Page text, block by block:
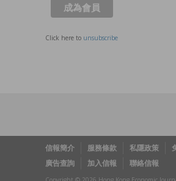
Click here to unsubscribe
信報簡介 服務條款 私隱政策
廣告查詢
加入信報 聯絡信報